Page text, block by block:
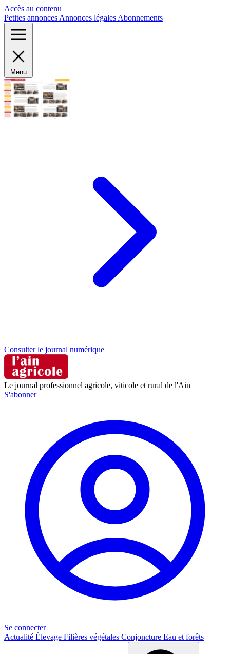
Accès au contenu
Petites annonces Annonces légales Abonnements
Menu
Consulter le journal numérique
Le journal professionnel agricole, viticole et rural de l'Ain
S'abonner
Se connecter
Actualité Élevage Filières végétales Conjoncture Eau et forêts
Panneau de gestion des cookies